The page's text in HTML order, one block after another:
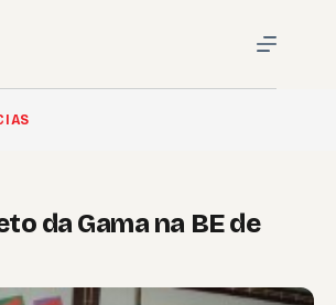
da Gama na BE de